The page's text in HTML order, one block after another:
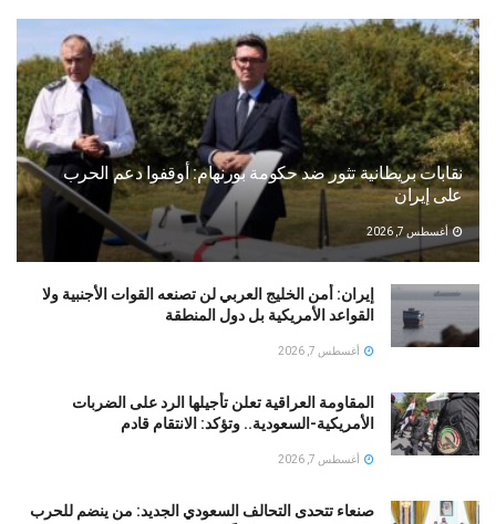
نقابات بريطانية تثور ضد حكومة بورنهام: أوقفوا دعم الحرب
على إيران
أغسطس 7, 2026
إيران: أمن الخليج العربي لن تصنعه القوات الأجنبية ولا
القواعد الأمريكية بل دول المنطقة
أغسطس 7, 2026
المقاومة العراقية تعلن تأجيلها الرد على الضربات
الأمريكية-السعودية.. وتؤكد: الانتقام قادم
أغسطس 7, 2026
صنعاء تتحدى التحالف السعودي الجديد: من ينضم للحرب